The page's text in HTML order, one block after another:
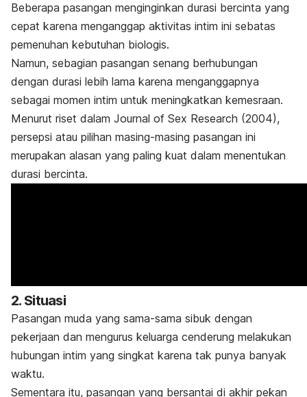
Beberapa pasangan menginginkan durasi bercinta yang
cepat karena menganggap aktivitas intim ini sebatas
pemenuhan kebutuhan biologis.
Namun, sebagian pasangan senang berhubungan
dengan durasi lebih lama karena menganggapnya
sebagai momen intim untuk meningkatkan kemesraan.
Menurut riset dalam Journal of Sex Research (2004),
persepsi atau pilihan masing-masing pasangan ini
merupakan alasan yang paling kuat dalam menentukan
durasi bercinta.
2. Situasi
Pasangan muda yang sama-sama sibuk dengan
pekerjaan dan mengurus keluarga cenderung melakukan
hubungan intim yang singkat karena tak punya banyak
waktu.
Sementara itu, pasangan yang bersantai di akhir pekan